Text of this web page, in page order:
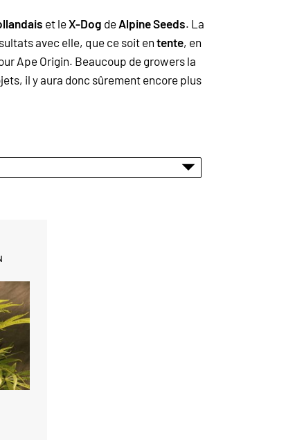
et leX-Dog de Alpine Seeds. La
avec elle, que ce soit entente, en
Ape Origin. Beaucoup de growers la
il y aura donc sûrement encore plus